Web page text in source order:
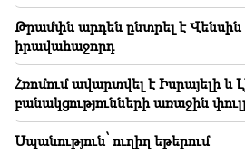
Թրամփն արդեն ընտրել է Վենսին
իրավահաջորդ
Հռոմում ավարտվել է Իսրայելի և
բանակցությունների առաջին
Սպանություն՝ ուղիղ եթերում